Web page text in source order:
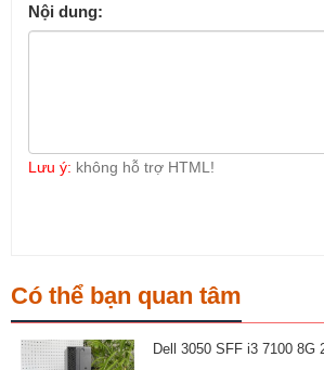
Nội dung:
Lưu ý: không hỗ trợ HTML!
Có thể bạn quan tâm
Dell 3050 SFF i3 7100 8G